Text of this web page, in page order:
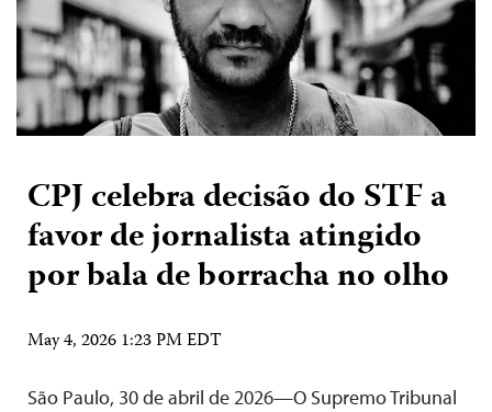
CPJ celebra decisão do STF a
favor de jornalista atingido
por bala de borracha no olho
May 4, 2026 1:23 PM EDT
São Paulo, 30 de abril de 2026—O Supremo Tribunal